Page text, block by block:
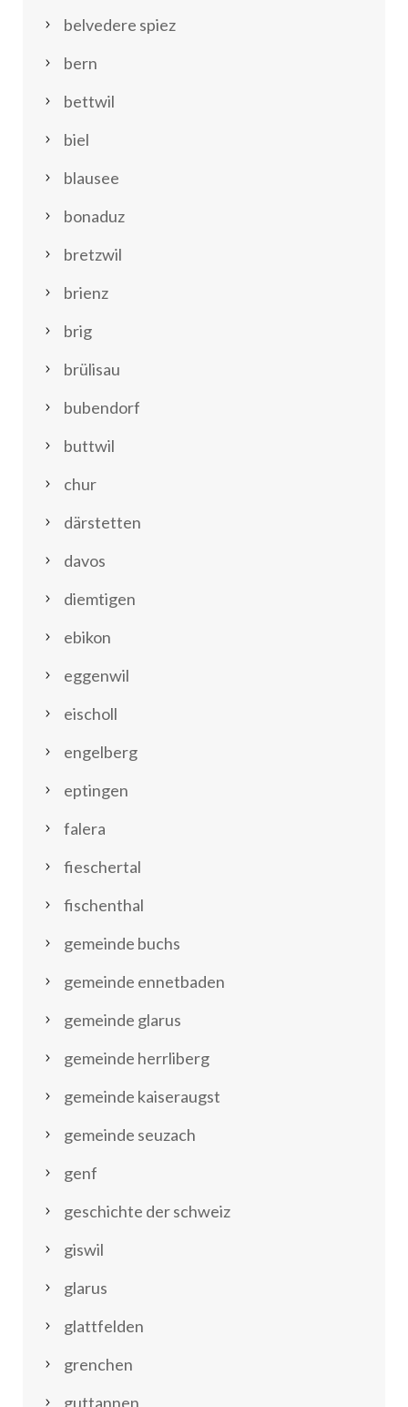
belvedere spiez
bern
bettwil
biel
blausee
bonaduz
bretzwil
brienz
brig
brülisau
bubendorf
buttwil
chur
därstetten
davos
diemtigen
ebikon
eggenwil
eischoll
engelberg
eptingen
falera
fieschertal
fischenthal
gemeinde buchs
gemeinde ennetbaden
gemeinde glarus
gemeinde herrliberg
gemeinde kaiseraugst
gemeinde seuzach
genf
geschichte der schweiz
giswil
glarus
glattfelden
grenchen
guttannen